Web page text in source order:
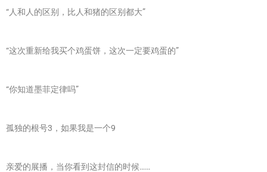
“人和人的区别，比人和猪的区别都大”
“这次重新给我买个鸡蛋饼，这次一定要鸡蛋的”
“你知道墨菲定律吗”
孤独的根号3，如果我是一个9
亲爱的展播，当你看到这封信的时候……